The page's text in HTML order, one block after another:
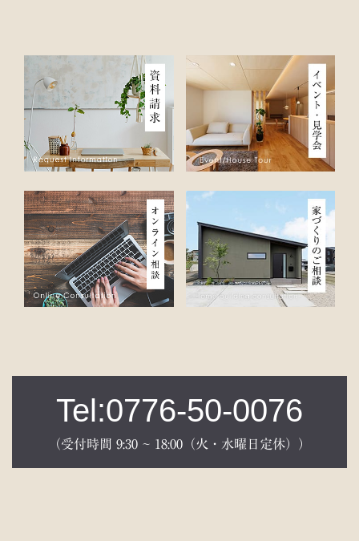
Tel:0776-50-0076
（受付時間 9:30 ~ 18:00（火・水曜日定休））